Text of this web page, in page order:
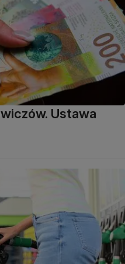
Ustawa